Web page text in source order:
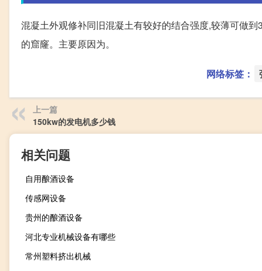
混凝土外观修补同旧混凝土有较好的结合强度,较薄可做
的窟窿。主要原因为。
网络标签：
上一篇
150kw的发电机多少钱
相关问题
自用酿酒设备
传感网设备
贵州的酿酒设备
河北专业机械设备有哪些
常州塑料挤出机械